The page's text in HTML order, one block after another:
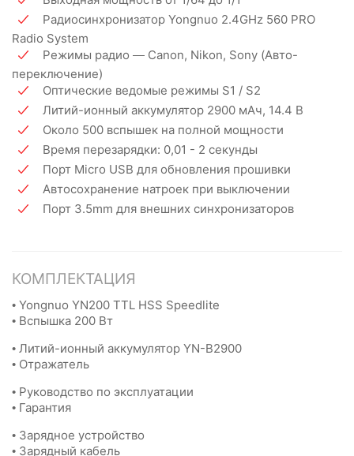
Радиосинхронизатор Yongnuo 2.4GHz 560 PRO
Radio System
Режимы радио — Canon, Nikon, Sony (Авто-
переключение)
Оптические ведомые режимы S1 / S2
Литий-ионный аккумулятор 2900 мАч, 14.4 В
Около 500 вспышек на полной мощности
Время перезарядки: 0,01 - 2 секунды
Порт Micro USB для обновления прошивки
Автосохранение натроек при выключении
Порт 3.5mm для внешних синхронизаторов
КОМПЛЕКТАЦИЯ
• Yongnuo YN200 TTL HSS Speedlite
• Вспышка 200 Вт
• Литий-ионный аккумулятор YN-B2900
• Отражатель
• Руководство по эксплуатации
• Гарантия
• Зарядное устройство
• Зарядный кабель